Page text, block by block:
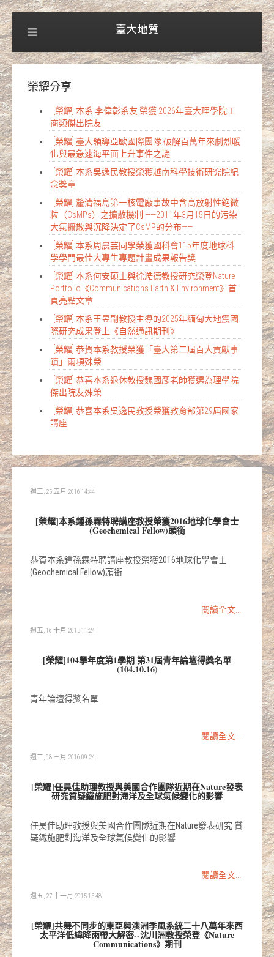
榮耀分享
[榮耀] 本系 李偉彰系友 榮獲 2026年臺大理學院工
商類傑出院友
[榮耀] 臺大領導亞歐國際團隊 破解百萬年來劇烈暖
化與最急速海平面上升事件之謎
[榮耀] 本系吳逸民教授榮獲越南科學技術研究院紀
念獎章
[榮耀] 釐清福島第一核電廠事故中含高放射性銫微
粒（CsMPs）之擴散機制 ——2011年3月15日的污染
大氣擴散與沉降決定了CsMP的分布——
[榮耀] 本系周晨芸同學榮獲國科會115年度地球科
學學門最佳大專生專題計畫成果報告獎
[榮耀] 本系何安碩士與徐澔德教授研究榮登Nature
Portfolio《Communications Earth & Environment》首
頁亮點文章
[榮耀] 本系王昱副教授主導的2025年緬甸大地震國
際研究成果登上《自然通訊期刊》
[榮耀] 恭賀本系教授榮獲「臺大第二屆百大貢獻事
蹟」兩項殊榮
[榮耀] 恭喜本系退休教授魏國彥老師獲選為理學院
傑出院友殊榮
[榮耀] 恭喜本系吳逸民教授榮獲教育部第29屆國家
講座
週三, 25 五月 2016 14:44
[榮耀]本系鍾孫霖特聘講座教授榮獲2016地球化學會士
(Geochemical Fellow)頭銜
恭賀本系鍾孫霖特聘講座教授榮獲2016地球化學會士
(Geochemical Fellow)頭銜
閱讀全文...
週五, 16 十月 2015 11:24
[榮耀]104學年度第1學期 第31屆青年論壇得獎名單
(104.10.16)
青年論壇得獎名單
閱讀全文...
週二, 08 三月 2016 09:24
[榮耀]任昊佳助理教授與美國合作團隊近期在Nature發表
研究質疑鐵施肥對海洋及全球氣候變化的影響
任昊佳助理教授與美國合作團隊近期在Nature發表研究 質
疑鐵施肥對海洋及全球氣候變化的影響
閱讀全文...
週五, 27 十一月 2015 15:48
[榮耀]共舞不同步的東亞與澳洲季風系統二十八萬年來西
太平洋低緯降雨帶大解密--沈川洲教授榮登《Nature
Communications》期刊